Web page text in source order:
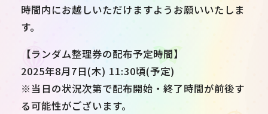
時間内にお越しいただけますようお願いいたしま
す。
【ランダム整理券の配布予定時間】
2025年8月7日(木) 11:30頃(予定)
※当日の状況次第で配布開始・終了時間が前後す
る可能性がございます。